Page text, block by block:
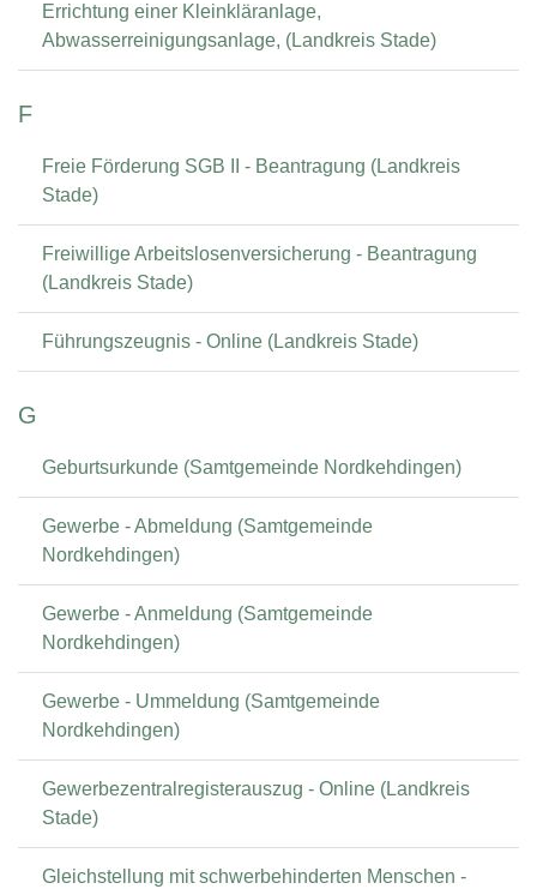
Errichtung einer Kleinkläranlage,
Abwasserreinigungsanlage, (Landkreis Stade)
F
Freie Förderung SGB II - Beantragung (Landkreis
Stade)
Freiwillige Arbeitslosenversicherung - Beantragung
(Landkreis Stade)
Führungszeugnis - Online (Landkreis Stade)
G
Geburtsurkunde (Samtgemeinde Nordkehdingen)
Gewerbe - Abmeldung (Samtgemeinde
Nordkehdingen)
Gewerbe - Anmeldung (Samtgemeinde
Nordkehdingen)
Gewerbe - Ummeldung (Samtgemeinde
Nordkehdingen)
Gewerbezentralregisterauszug - Online (Landkreis
Stade)
Gleichstellung mit schwerbehinderten Menschen -